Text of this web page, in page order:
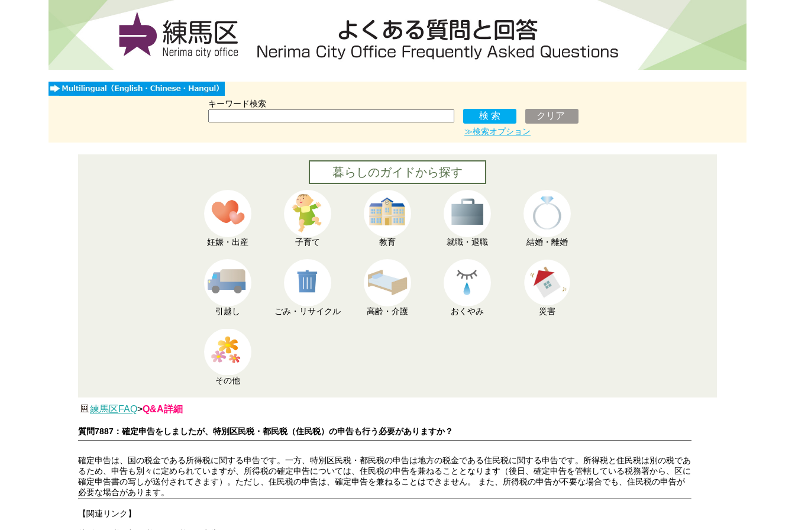
キーワード検索
≫検索オプション
暮らしのガイドから探す
妊娠・出産 子育て 教育 就職・退職 結婚・離婚
引越し ごみ・リサイクル 高齢・介護 おくやみ 災害
その他
練馬区FAQ>Q&A詳細
質問7887：確定申告をしましたが、特別区民税・都民税（住民税）の申告も行う必要がありますか？
確定申告は、国の税金である所得税に関する申告です。一方、特別区民税・都民税の申告は地方の税金である住民税に関する申告です。所得税と住民税は別の税であ
るため、申告も別々に定められていますが、所得税の確定申告については、住民税の申告を兼ねることとなります（後日、確定申告を管轄している税務署から、区に
確定申告書の写しが送付されてきます）。ただし、住民税の申告は、確定申告を兼ねることはできません。 また、所得税の申告が不要な場合でも、住民税の申告が
必要な場合があります。
【関連リンク】